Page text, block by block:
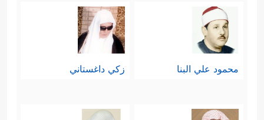
ذَ ٰ⁠لِكَ لَمِنۡ عَزۡمِ ٱلۡأُمُورِ﴾
سادسًا: بيان أنَّ هذا المجتمع مجتمعٌ قويٌّ
وشجاعٌ، وقادرٌ على حماية نفسه بالحقِّ
محمود علي البنا زكي داغستاني